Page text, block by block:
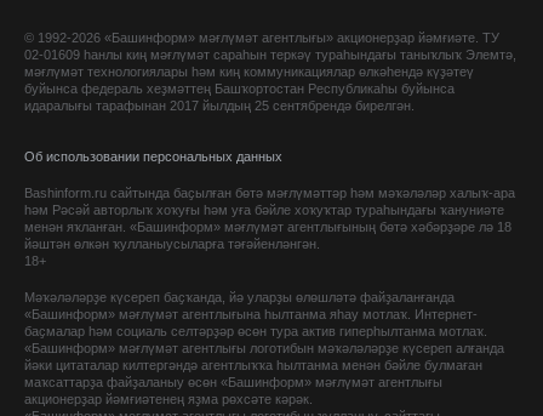
© 1992-2026 «Башинформ» мәғлүмәт агентлығы» акционерҙар йәмғиәте. ТУ
02-01609 һанлы киң мәғлүмәт сараһын теркәү тураһындағы таныҡлыҡ Элемтә,
мәғлүмәт технологиялары һәм киң коммуникациялар өлкәһендә күҙәтеү
буйынса федераль хеҙмәттең Башҡортостан Республикаһы буйынса
идаралығы тарафынан 2017 йылдың 25 сентябрендә бирелгән.
Об использовании персональных данных
Bashinform.ru сайтында баҫылған бөтә мәғлүмәттәр һәм мәҡәләләр халыҡ-ара
һәм Рәсәй авторлыҡ хоҡуғы һәм уға бәйле хоҡуҡтар тураһындағы ҡануниәте
менән яҡланған. «Башинформ» мәғлүмәт агентлығының бөтә хәбәрҙәре лә 18
йәштән өлкән ҡулланыусыларға тәғәйенләнгән.
18+
Мәҡәләләрҙе күсереп баҫҡанда, йә уларҙы өлөшләтә файҙаланғанда
«Башинформ» мәғлүмәт агентлығына һылтанма яһау мотлаҡ. Интернет-
баҫмалар һәм социаль селтәрҙәр өсөн тура актив гиперһылтанма мотлаҡ.
«Башинформ» мәғлүмәт агентлығы логотибын мәҡәләләрҙе күсереп алғанда
йәки цитаталар килтергәндә агентлыҡҡа һылтанма менән бәйле булмаған
маҡсаттарҙа файҙаланыу өсөн «Башинформ» мәғлүмәт агентлығы
акционерҙар йәмғиәтенең яҙма рөхсәте кәрәк.